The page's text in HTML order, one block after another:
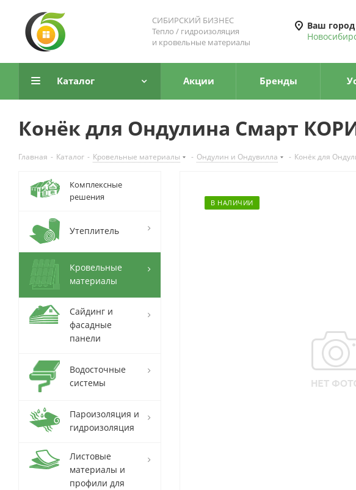
СИБИРСКИЙ БИЗНЕС
Тепло / гидроизоляция
и кровельные материалы
Ваш город
Каталог Акции Бренды
Конёк для Ондулина Смарт
Главная - Каталог - Кровельные материалы - Ондулин и Ондувилла - Конёк для
В НАЛИЧИИ
Комплексные
решения
Утеплитель
Кровельные
материалы
Сайдинг и
фасадные
панели
Водосточные
системы
Пароизоляция и
гидроизоляция
Листовые
материалы и
профили для